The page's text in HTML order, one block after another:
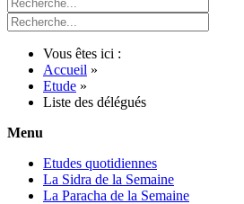
Vous êtes ici :
Accueil »
Etude »
Liste des délégués
Menu
Etudes quotidiennes
La Sidra de la Semaine
La Paracha de la Semaine